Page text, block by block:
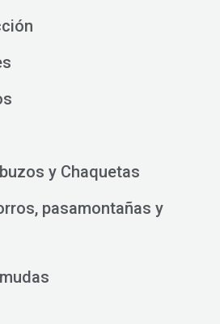
y Chaquetas
pasamontañas y